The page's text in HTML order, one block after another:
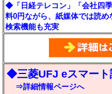
◆「日経テレコン」「会社四
料0円ながら、紙媒体では読
検索機能も充実
◆三菱UFJ eスマート
⇒詳細情報ページへ